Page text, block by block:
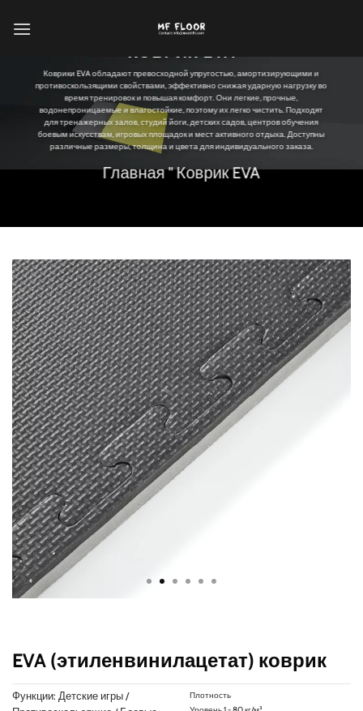
Коврики EVA обладают превосходной упругостью, амортизирующими и
противоскользящими свойствами, эффективно снижая ударную нагрузку во
время тренировок и повышая комфорт. Они легкие, прочные,
водонепроницаемые и влагостойкие, поэтому их легко чистить. Подходят
для тренажерных залов, студий йоги, детских садов, центров обучения
боевым искусствам, игровых площадок и мест активного отдыха. Доступны
различные размеры, толщина и цвета для индивидуального заказа.
Главная"Коврик EVA
EVA (этиленвинилацетат) коврик
Функции: Детские игры /
Плотность